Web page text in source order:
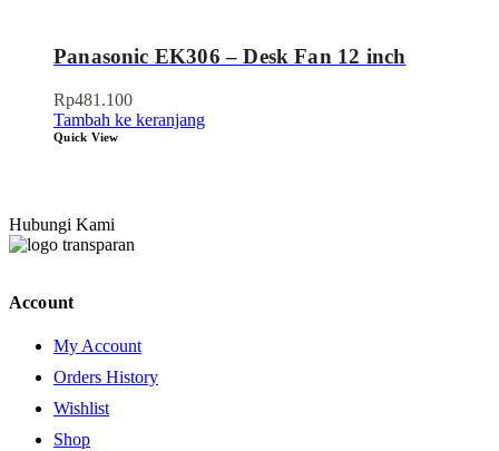
Panasonic EK306 – Desk Fan 12 inch
Rp481.100
Tambah ke keranjang
Quick View
Hubungi Kami
Account
My Account
Orders History
Wishlist
Shop